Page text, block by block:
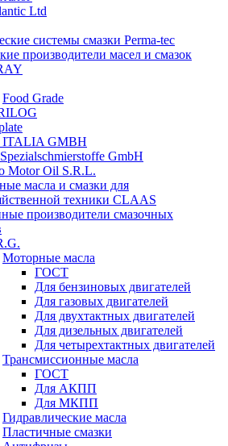
Ltd
системы смазки Perma-tec
производители масел и смазок
Food Grade
ITALIA GMBH
GmbH
Motor Oil S.R.L.
масла и смазки для
техники CLAAS
производители смазочных
Моторные масла
ГОСТ
Для бензиновых двигателей
Для газовых двигателей
Для двухтактных двигателей
Для дизельных двигателей
Для четырехтактных двигателей
Трансмиссионные масла
ГОСТ
Для АКПП
Для МКПП
Гидравлические масла
Пластичные смазки